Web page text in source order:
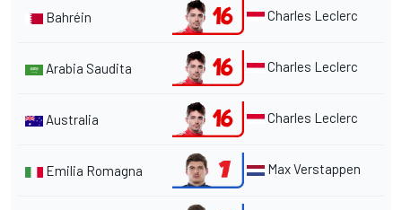
Bahréin Charles Leclerc
Arabia Saudita Charles Leclerc
Australia Charles Leclerc
Emilia Romagna Max Verstappen